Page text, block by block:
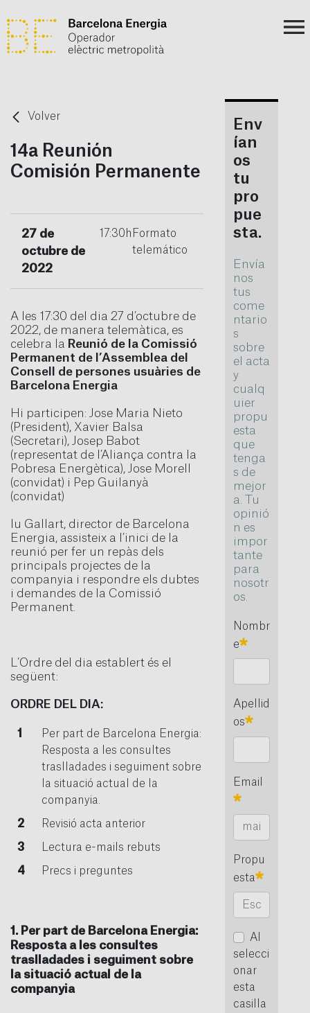
Volver
14a Reunión
Comisión Permanente
27 de
octubre de
2022
17:30h Formato
telemático
A les 17:30 del dia 27 d’octubre de
2022, de manera telemàtica, es
celebra la Reunió de la Comissió
Permanent de l’Assemblea del
Consell de persones usuàries de
Barcelona Energia
Hi participen: Jose Maria Nieto
(President), Xavier Balsa
(Secretari), Josep Babot
(representat de l’Aliança contra la
Pobresa Energètica), Jose Morell
(convidat) i Pep Guilanyà
(convidat)
Iu Gallart, director de Barcelona
Energia, assisteix a l’inici de la
reunió per fer un repàs dels
principals projectes de la
companyia i respondre els dubtes
i demandes de la Comissió
Permanent.
L’Ordre del dia establert és el
següent:
ORDRE DEL DIA:
Per part de Barcelona Energia:
Resposta a les consultes
traslladades i seguiment sobre
la situació actual de la
companyia.
Revisió acta anterior
Lectura e-mails rebuts
Precs i preguntes
1. Per part de Barcelona Energia:
Resposta a les consultes
traslladades i seguiment sobre
la situació actual de la
companyia
Env
ían
os
tu
pro
pue
sta.
Envía
nos
tus
come
ntario
s
sobre
el acta
y
cualq
uier
propu
esta
que
tenga
s de
mejor
a. Tu
opinió
n es
impor
tante
para
nosotr
os.
Nombr
e
Requerido
Apellid
os
Requerido
Email
Requerido
Propu
esta
Al
selecci
onar
esta
casilla